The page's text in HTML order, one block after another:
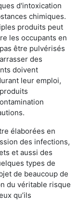
d'intoxication
chimiques.
produits peut
les occupants en
être pulvérisés
des
doivent
leur emploi,
élaborées en
des infections,
et aussi des
types de
de beaucoup de
du véritable risque
qu’ils